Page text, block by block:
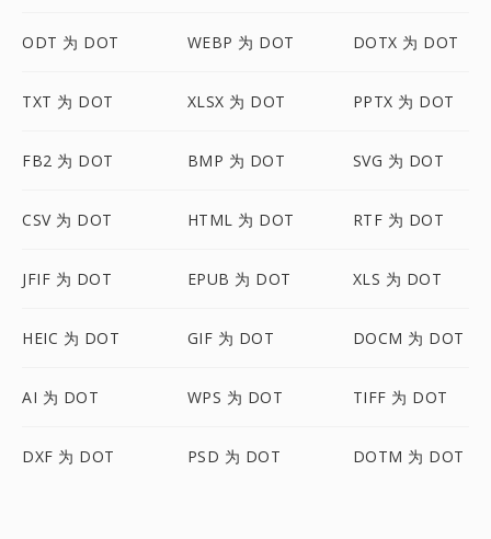
ODT 为 DOT WEBP 为 DOT DOTX 为 DOT
TXT 为 DOT XLSX 为 DOT PPTX 为 DOT
FB2 为 DOT BMP 为 DOT SVG 为 DOT
CSV 为 DOT HTML 为 DOT RTF 为 DOT
JFIF 为 DOT EPUB 为 DOT XLS 为 DOT
HEIC 为 DOT GIF 为 DOT DOCM 为 DOT
AI 为 DOT WPS 为 DOT TIFF 为 DOT
DXF 为 DOT PSD 为 DOT DOTM 为 DOT